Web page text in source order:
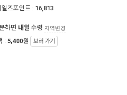
일즈포인트 : 16,813
하면 내일 수령 지역변경
: 5,400원 보러 가기